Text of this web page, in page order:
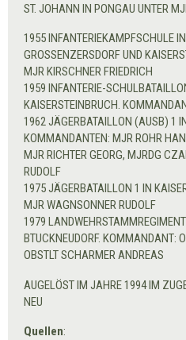
ST. JOHANN IN PONGAU UNTER
1955 INFANTERIEKAMPFSCHULE
GROSSENZERSDORF UND
MJR KIRSCHNER FRIEDRICH
1959 INFANTERIE-
KAISERSTEINBRUCH.
1962 JÄGERBATAILLON (AUSB) 1
KOMMANDANTEN: MJR ROHR
MJR RICHTER GEORG, MJRDG
RUDOLF
1975 JÄGERBATAILLON 1 IN
MJR WAGNSONNER RUDOLF
1979
BTUCKNEUDORF. KOMMANDANT:
OBSTLT SCHARMER ANDREAS
AUGELÖST IM JAHRE 1994 IM
NEU
Quellen: